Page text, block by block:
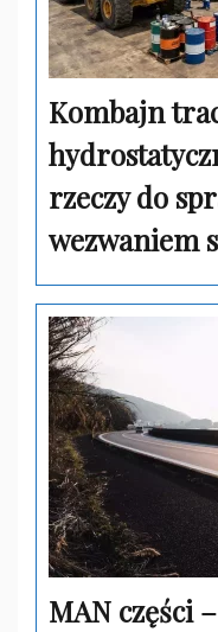
Kombajn
rzeczy do
wezwaniem
MAN części